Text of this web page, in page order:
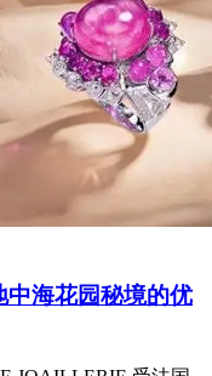
海花园秘境的优